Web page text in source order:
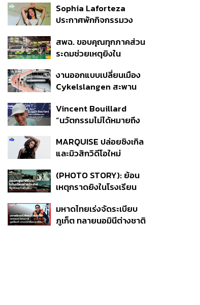
อาวุธปืน-ยาเสพติด
Sophia Laforteza
ประกาศพักกิจกรรมวง
ดูแลสุขภาพจิต
สพฉ. ขอบคุณทุกภาคส่วน
ระดมช่วยเหตุยิงใน
ดูแลสิทธิ UCEP ผู้บาดเจ็บ
งานออกแบบเปลี่ยนเมือง
Cykelslangen สะพาน
โคเปนเฮเกน ทางสัญจร
ของเมืองที่น่าอยู่
Vincent Bouillard
“นวัตกรรมไม่ได้หมายถึง
MARQUISE ปล่อยซิงเกิล
และมิวสิกวิดีโอใหม่
สัมพันธ์สุด Toxic
(PHOTO STORY): ย้อน
เหตุกราดยิงในโรงเรียน
นักเรียน
มหาดไทยเร่งจัดระเบียบ
ภูเก็ต ทลายนอมินีต่างชาติ